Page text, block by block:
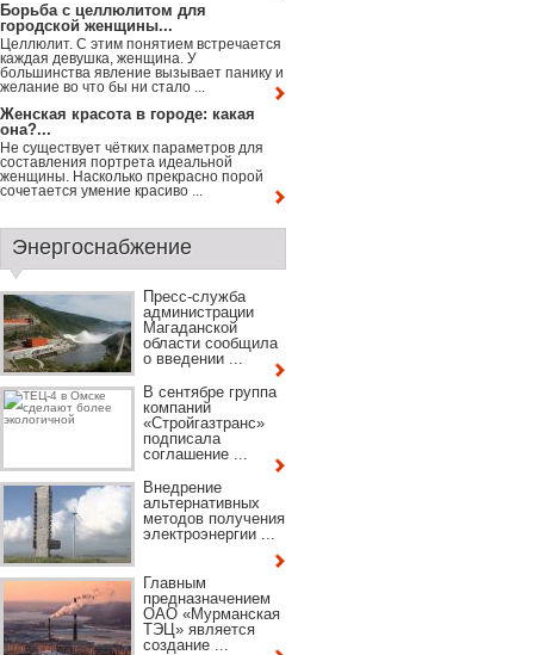
Борьба с целлюлитом для
городской женщины...
Целлюлит. С этим понятием встречается
каждая девушка, женщина. У
большинства явление вызывает панику и
желание во что бы ни стало ...
Женская красота в городе: какая
она?...
Не существует чётких параметров для
составления портрета идеальной
женщины. Насколько прекрасно порой
сочетается умение красиво ...
Энергоснабжение
Пресс-служба
администрации
Магаданской
области сообщила
о введении ...
В сентябре группа
компаний
«Стройгазтранс»
подписала
соглашение ...
Внедрение
альтернативных
методов получения
электроэнергии ...
Главным
предназначением
ОАО «Мурманская
ТЭЦ» является
создание ...